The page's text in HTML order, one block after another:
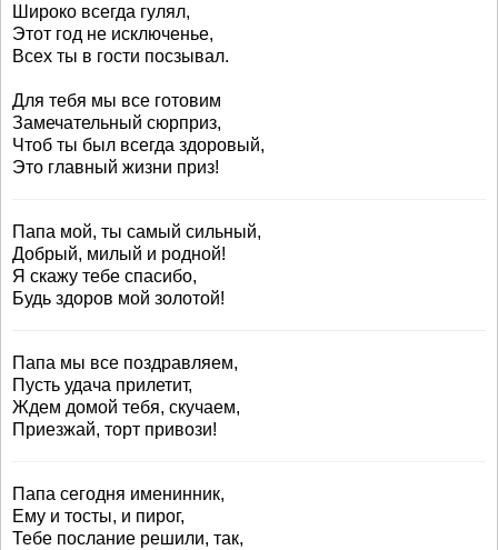
Широко всегда гулял,
Этот год не исключенье,
Всех ты в гости посзывал.
Для тебя мы все готовим
Замечательный сюрприз,
Чтоб ты был всегда здоровый,
Это главный жизни приз!
Папа мой, ты самый сильный,
Добрый, милый и родной!
Я скажу тебе спасибо,
Будь здоров мой золотой!
Папа мы все поздравляем,
Пусть удача прилетит,
Ждем домой тебя, скучаем,
Приезжай, торт привози!
Папа сегодня именинник,
Ему и тосты, и пирог,
Тебе послание решили, так,